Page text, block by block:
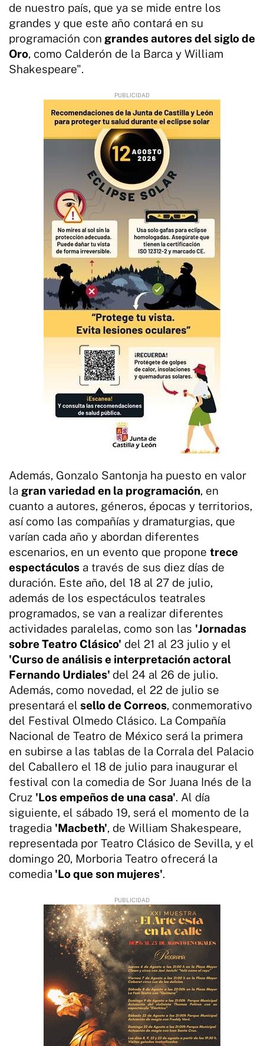
de nuestro país, que ya se mide entre los
grandes y que este año contará en su
programación con grandes autores del siglo de
Oro, como Calderón de la Barca y William
Shakespeare".
Además, Gonzalo Santonja ha puesto en valor
la gran variedad en la programación, en
cuanto a autores, géneros, épocas y territorios,
así como las compañías y dramaturgias, que
varían cada año y abordan diferentes
escenarios, en un evento que propone trece
espectáculos a través de sus diez días de
duración. Este año, del 18 al 27 de julio,
además de los espectáculos teatrales
programados, se van a realizar diferentes
actividades paralelas, como son las 'Jornadas
sobre Teatro Clásico' del 21 al 23 julio y el
'Curso de análisis e interpretación actoral
Fernando Urdiales' del 24 al 26 de julio.
Además, como novedad, el 22 de julio se
presentará el sello de Correos, conmemorativo
del Festival Olmedo Clásico. La Compañía
Nacional de Teatro de México será la primera
en subirse a las tablas de la Corrala del Palacio
del Caballero el 18 de julio para inaugurar el
festival con la comedia de Sor Juana Inés de la
Cruz 'Los empeños de una casa'. Al día
siguiente, el sábado 19, será el momento de la
tragedia 'Macbeth', de William Shakespeare,
representada por Teatro Clásico de Sevilla, y el
domingo 20, Morboria Teatro ofrecerá la
comedia 'Lo que son mujeres'.